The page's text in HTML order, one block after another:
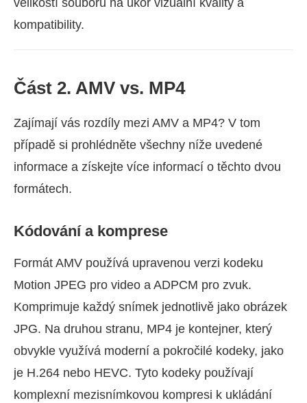
velikostí souborů na úkor vizuální kvality a
kompatibility.
Část 2. AMV vs. MP4
Zajímají vás rozdíly mezi AMV a MP4? V tom
případě si prohlédněte všechny níže uvedené
informace a získejte více informací o těchto dvou
formátech.
Kódování a komprese
Formát AMV používá upravenou verzi kodeku
Motion JPEG pro video a ADPCM pro zvuk.
Komprimuje každý snímek jednotlivě jako obrázek
JPG. Na druhou stranu, MP4 je kontejner, který
obvykle využívá moderní a pokročilé kodeky, jako
je H.264 nebo HEVC. Tyto kodeky používají
komplexní mezisnímkovou kompresi k ukládání